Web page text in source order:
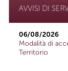
AVVISI DI
06/08/2026
Modalità di
Territorio